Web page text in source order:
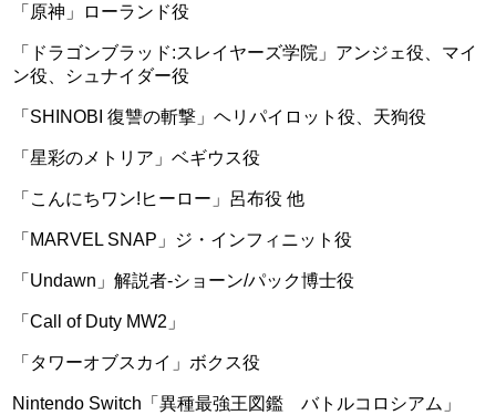
「原神」ローランド役
「ドラゴンブラッド:スレイヤーズ学院」アンジェ役、マイ
ン役、シュナイダー役
「SHINOBI 復讐の斬撃」ヘリパイロット役、天狗役
「星彩のメトリア」ベギウス役
「こんにちワン!ヒーロー」呂布役 他
「MARVEL SNAP」ジ・インフィニット役
「Undawn」解説者-ショーン/パック博士役
「Call of Duty MW2」
「タワーオブスカイ」ボクス役
Nintendo Switch「異種最強王図鑑 バトルコロシアム」